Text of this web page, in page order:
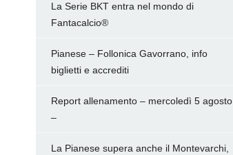
La Serie BKT entra nel mondo di
Fantacalcio®
Pianese – Follonica Gavorrano, info
biglietti e accrediti
Report allenamento – mercoledì 5 agosto
–
La Pianese supera anche il Montevarchi,